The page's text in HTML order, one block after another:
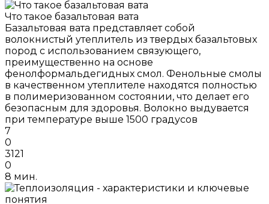
Что такое базальтовая вата
Базальтовая вата представляет собой
волокнистый утеплитель из твердых базальтовых
пород с использованием связующего,
преимущественно на основе
фенолформальдегидных смол. Фенольные смолы
в качественном утеплителе находятся полностью
в полимеризованном состоянии, что делает его
безопасным для здоровья. Волокно выдувается
при температуре выше 1500 градусов
7
0
3121
0
8 мин.